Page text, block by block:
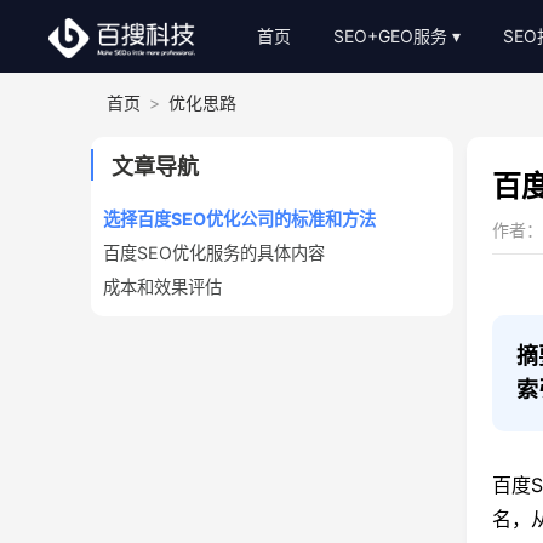
首页 SEO+GEO服务
SEO顾问服务
SEO
首页 > 优化思路
文章导航
选择百度SEO优化公司的标准和方法
百度SEO优化服务的具体内容
成本和效果评估
百
作者
百度
名，